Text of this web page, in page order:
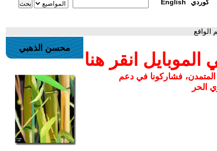
English كوردي
انقر هنا
المتمدن، فشاركونا في دعم
الحر
محسن الذهبي